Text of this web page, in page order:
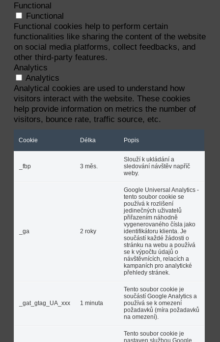
Functional
Functional
Functional cookies help to perform certain
functionalities like sharing the content of the website
on social media platforms, collect feedbacks, and
other third-party features.
Analytics
Analytics
Analytical cookies are used to understand how
visitors interact with the website. These cookies
help provide information on metrics the number of
visitors, bounce rate, traffic source, etc.
Cookie Délka Popis
_fbp 3 měs.
Slouží k ukládání a
sledování návštěv napříč
weby.
_ga 2 roky
Google Universal Analytics -
tento soubor cookie se
používá k rozlišení
jedinečných uživatelů
přiřazením náhodně
vygenerovaného čísla jako
identifikátoru klienta. Je
součástí každé žádosti o
stránku na webu a používá
se k výpočtu údajů o
návštěvnících, relacích a
kampaních pro analytické
přehledy stránek.
_gat_gtag_UA_xxx 1 minuta
Tento soubor cookie je
součástí Google Analytics a
používá se k omezení
požadavků (míra požadavků
na omezení).
Tento soubor cookie je